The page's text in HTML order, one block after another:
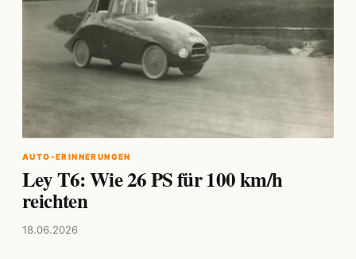
AUTO-ERINNERUNGEN
Ley T6: Wie 26 PS für 100 km/h
reichten
18.06.2026